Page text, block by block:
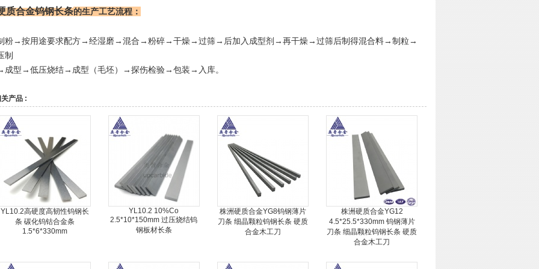
质合金钨钢长条的生产工艺流程：
粉→按用途要求配方→经湿磨→混合→粉碎→干燥→过筛→后加入成型剂→再干燥→过筛后制得混合料→制粒→
制
成型→低压烧结→成型（毛坯）→探伤检验→包装→入库。
产品 :
YL10.2高硬度高韧性钨钢长
条 碳化钨钴合金条
1.5*6*330mm
YL10.2 10%Co
2.5*10*150mm 过压烧结钨
钢板材长条
株洲硬质合金YG8钨钢薄片
刀条 细晶颗粒钨钢长条 硬质
合金木工刀
株洲硬质合金YG12
4.5*25.5*330mm 钨钢薄片
刀条 细晶颗粒钨钢长条 硬质
合金木工刀